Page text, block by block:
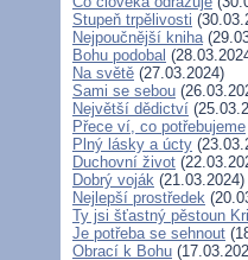
Stupeň trpělivosti
Nejpoučnější kniha
Bohu podobal
Na světě (27.03.2024)
Sami se sebou
Největší dědictví
Přece ví, co potřebujeme
Plný lásky a úcty
Duchovní život
Dobrý voják (21.03.2024)
Nejlepší prostředek
Ty jsi šťastný pěstoun
Je potřeba se sehnout
Obrací k Bohu